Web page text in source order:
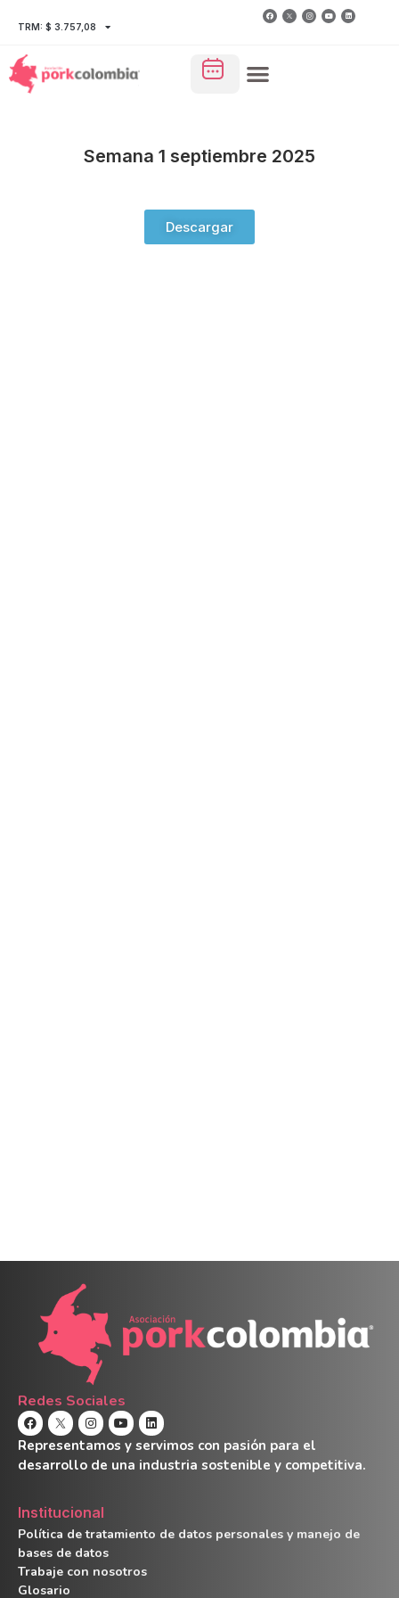
TRM: $ 3.757,08
Semana 1 septiembre 2025
Descargar
Redes Sociales
Representamos y servimos con pasión para el
desarrollo de una industria sostenible y competitiva.
Institucional
Política de tratamiento de datos personales y manejo de
bases de datos
Trabaje con nosotros
Glosario